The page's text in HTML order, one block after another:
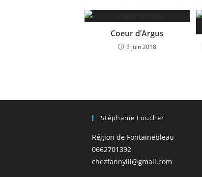
Coeur d’Argus
3 juin 2018
Stéphanie Foucher
Région de Fontainebleau
0662701392
chezfannyiii@gmail.com